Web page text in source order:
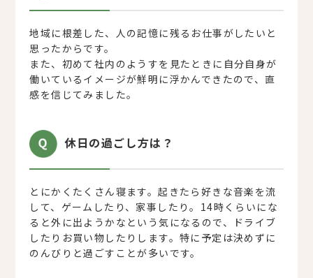
地域に根差した、人の記憶に残るお仕事がしたいと
思ったからです。
また、初めて社内のようすを見たときに自分自身が
働いているイメージが鮮明に浮かんできたので、直
感を信じてみました。
休日の過ごし方は？
とにかくたくさん寝ます。起きたら好きな音楽を流
して、ゲームしたり、家事したり。14時くらいにな
ると外に出ようかなという気になるので、ドライブ
したりお買い物したりします。特に予定は決めずに
のんびりと過ごすことが多いです。